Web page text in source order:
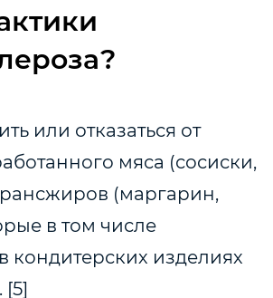
или отказаться от
мяса (сосиски,
(маргарин,
в том числе
кондитерских изделиях
[5]